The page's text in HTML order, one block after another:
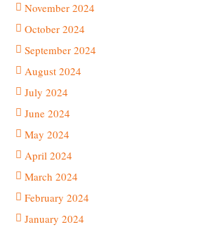
November 2024
October 2024
September 2024
August 2024
July 2024
June 2024
May 2024
April 2024
March 2024
February 2024
January 2024